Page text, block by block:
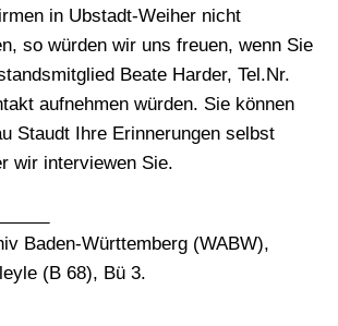
in Ubstadt-Weiher nicht
so würden wir uns freuen, wenn Sie
Beate Harder, Tel.Nr.
aufnehmen würden. Sie können
Staudt Ihre Erinnerungen selbst
wir interviewen Sie.
Baden-Württemberg (WABW),
(B 68), Bü 3.